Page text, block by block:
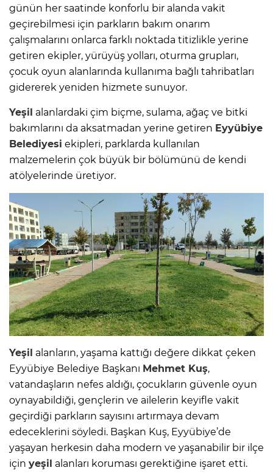
günün her saatinde konforlu bir alanda vakit
geçirebilmesi için parkların bakım onarım
çalışmalarını onlarca farklı noktada titizlikle yerine
getiren ekipler, yürüyüş yolları, oturma grupları,
çocuk oyun alanlarında kullanıma bağlı tahribatları
gidererek yeniden hizmete sunuyor.
Yeşil alanlardaki çim biçme, sulama, ağaç ve bitki
bakımlarını da aksatmadan yerine getiren Eyyübiye
Belediyesi ekipleri, parklarda kullanılan
malzemelerin çok büyük bir bölümünü de kendi
atölyelerinde üretiyor.
Yeşil alanların, yaşama kattığı değere dikkat çeken
Eyyübiye Belediye Başkanı Mehmet Kuş,
vatandaşların nefes aldığı, çocukların güvenle oyun
oynayabildiği, gençlerin ve ailelerin keyifle vakit
geçirdiği parkların sayısını artırmaya devam
edeceklerini söyledi. Başkan Kuş, Eyyübiye’de
yaşayan herkesin daha modern ve yaşanabilir bir ilçe
için yeşil alanları koruması gerektiğine işaret etti.